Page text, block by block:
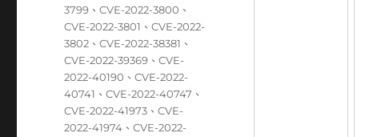
3799 、CVE-2022-3800 、
CVE-2022-3801 、CVE-2022-
3802 、CVE-2022-38381 、
CVE-2022-39369 、CVE-
2022-40190 、CVE-2022-
40741 、CVE-2022-40747 、
CVE-2022-41973 、CVE-
2022-41974 、CVE-2022-